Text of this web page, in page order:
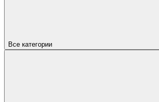
Все категории